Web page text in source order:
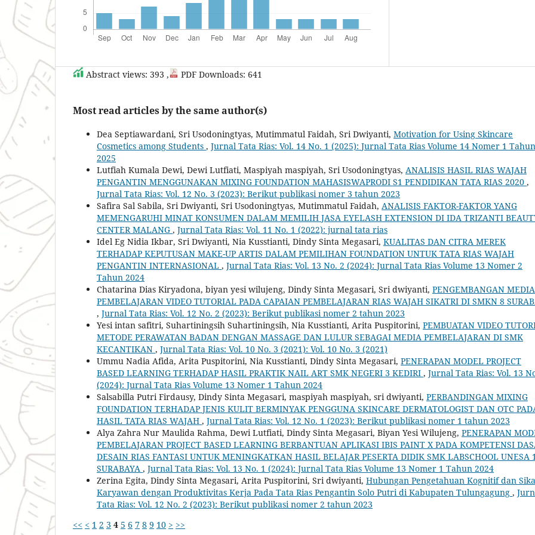
Abstract views: 393 , PDF Downloads: 641
Most read articles by the same author(s)
Dea Septiawardani, Sri Usodoningtyas, Mutimmatul Faidah, Sri Dwiyanti, Motivation for Using Skincare
Cosmetics among Students , Jurnal Tata Rias: Vol. 14 No. 1 (2025): Jurnal Tata Rias Volume 14 Nomer 1 Tahun
2025
Lutfiah Kumala Dewi, Dewi Lutfiati, Maspiyah maspiyah, Sri Usodoningtyas, ANALISIS HASIL RIAS WAJAH
PENGANTIN MENGGUNAKAN MIXING FOUNDATION MAHASISWAPRODI S1 PENDIDIKAN TATA RIAS 2020 ,
Jurnal Tata Rias: Vol. 12 No. 3 (2023): Berikut publikasi nomer 3 tahun 2023
Safira Sal Sabila, Sri Dwiyanti, Sri Usodoningtyas, Mutimmatul Faidah, ANALISIS FAKTOR-FAKTOR YANG
MEMENGARUHI MINAT KONSUMEN DALAM MEMILIH JASA EYELASH EXTENSION DI IDA TRIZANTI
CENTER MALANG , Jurnal Tata Rias: Vol. 11 No. 1 (2022): jurnal tata rias
Idel Eg Nidia Ikbar, Sri Dwiyanti, Nia Kusstianti, Dindy Sinta Megasari, KUALITAS DAN CITRA MEREK
TERHADAP KEPUTUSAN MAKE-UP ARTIS DALAM PEMILIHAN FOUNDATION UNTUK TATA RIAS WAJAH
PENGANTIN INTERNASIONAL , Jurnal Tata Rias: Vol. 13 No. 2 (2024): Jurnal Tata Rias Volume 13 Nomer 2
Tahun 2024
Chatarina Dias Kiryadona, biyan yesi wilujeng, Dindy Sinta Megasari, Sri dwiyanti, PENGEMBANGAN MEDIA
PEMBELAJARAN VIDEO TUTORIAL PADA CAPAIAN PEMBELAJARAN RIAS WAJAH SIKATRI DI SMKN 8
, Jurnal Tata Rias: Vol. 12 No. 2 (2023): Berikut publikasi nomer 2 tahun 2023
Yesi intan safitri, Suhartiningsih Suhartiningsih, Nia Kusstianti, Arita Puspitorini, PEMBUATAN VIDEO
METODE PERAWATAN BADAN DENGAN MASSAGE DAN LULUR SEBAGAI MEDIA PEMBELAJARAN DI SMK
KECANTIKAN , Jurnal Tata Rias: Vol. 10 No. 3 (2021): Vol. 10 No. 3 (2021)
Ummu Nadia Afida, Arita Puspitorini, Nia Kusstianti, Dindy Sinta Megasari, PENERAPAN MODEL PROJECT
BASED LEARNING TERHADAP HASIL PRAKTIK NAIL ART SMK NEGERI 3 KEDIRI , Jurnal Tata Rias: Vol. 13
(2024): Jurnal Tata Rias Volume 13 Nomer 1 Tahun 2024
Salsabilla Putri Firdausy, Dindy Sinta Megasari, maspiyah maspiyah, sri dwiyanti, PERBANDINGAN MIXING
FOUNDATION TERHADAP JENIS KULIT BERMINYAK PENGGUNA SKINCARE DERMATOLOGIST DAN OTC
HASIL TATA RIAS WAJAH , Jurnal Tata Rias: Vol. 12 No. 1 (2023): Berikut publikasi nomer 1 tahun 2023
Alya Zahra Nur Maulida Rahma, Dewi Lutfiati, Dindy Sinta Megasari, Biyan Yesi Wilujeng, PENERAPAN
PEMBELAJARAN PROJECT BASED LEARNING BERBANTUAN APLIKASI IBIS PAINT X PADA KOMPETENSI
DESAIN RIAS FANTASI UNTUK MENINGKATKAN HASIL BELAJAR PESERTA DIDIK SMK LABSCHOOL UNESA
SURABAYA , Jurnal Tata Rias: Vol. 13 No. 1 (2024): Jurnal Tata Rias Volume 13 Nomer 1 Tahun 2024
Zerina Egita, Dindy Sinta Megasari, Arita Puspitorini, Sri dwiyanti, Hubungan Pengetahuan Kognitif dan
Karyawan dengan Produktivitas Kerja Pada Tata Rias Pengantin Solo Putri di Kabupaten Tulungagung ,
Tata Rias: Vol. 12 No. 2 (2023): Berikut publikasi nomer 2 tahun 2023
<< < 1 2 3 4 5 6 7 8 9 10 > >>